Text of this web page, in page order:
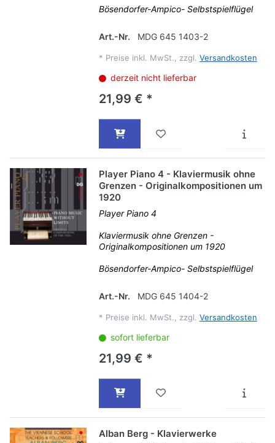
Bösendorfer-Ampico- Selbstspielflügel
Art.-Nr. MDG 645 1403-2
* Preise inkl. MwSt., zzgl. Versandkosten
derzeit nicht lieferbar
21,99 € *
Player Piano 4 - Klaviermusik ohne
Grenzen - Originalkompositionen um
1920
Player Piano 4
Klaviermusik ohne Grenzen -
Originalkompositionen um 1920
Bösendorfer-Ampico- Selbstspielflügel
Art.-Nr. MDG 645 1404-2
* Preise inkl. MwSt., zzgl. Versandkosten
sofort lieferbar
21,99 € *
Alban Berg - Klavierwerke